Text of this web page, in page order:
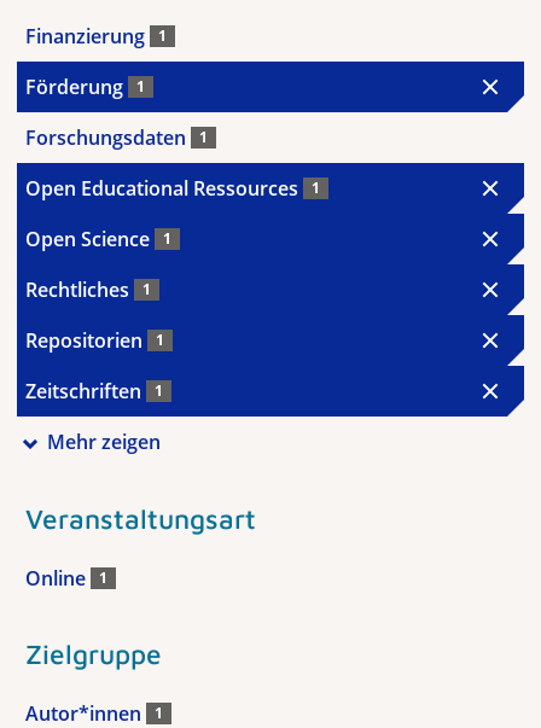
Finanzierung 1
Förderung 1
Forschungsdaten 1
Open Educational Ressources 1
Open Science 1
Rechtliches 1
Repositorien 1
Zeitschriften 1
Mehr zeigen
Veranstaltungsart
Online 1
Zielgruppe
Autor*innen 1